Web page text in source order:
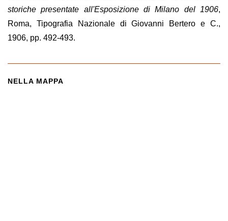
storiche presentate all'Esposizione di Milano del 1906,
Roma, Tipografia Nazionale di Giovanni Bertero e C.,
1906, pp. 492-493.
NELLA MAPPA